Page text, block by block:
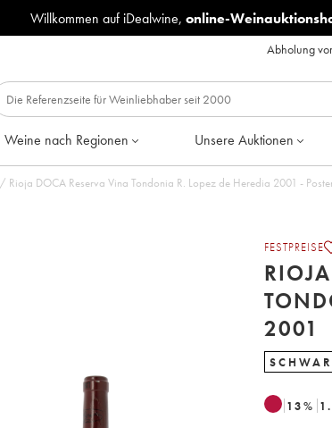
Willkommen auf iDealwine, online-
Abholung
Weine nach Regionen Unsere Auktionen
/ Rioja DOCA Reserva Vina
FESTPREISE
2001
13%